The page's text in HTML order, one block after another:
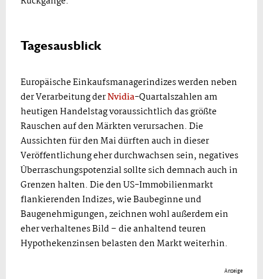
Tagesausblick
Europäische Einkaufsmanagerindizes werden neben
der Verarbeitung derNvidia-Quartalszahlen am
heutigen Handelstag voraussichtlich das größte
Rauschen auf den Märkten verursachen. Die
Aussichten für den Mai dürften auch in dieser
Veröffentlichung eher durchwachsen sein, negatives
Überraschungspotenzial sollte sich demnach auch in
Grenzen halten. Die den US-Immobilienmarkt
flankierenden Indizes, wie Baubeginne und
Baugenehmigungen, zeichnen wohl außerdem ein
eher verhaltenes Bild – die anhaltend teuren
Hypothekenzinsen belasten den Markt weiterhin.
Anzeige